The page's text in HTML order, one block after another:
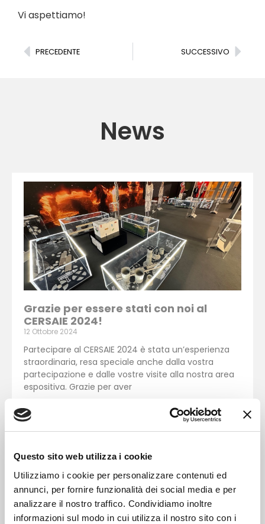
Questo sito web utilizza i cookie
Utilizziamo i cookie per personalizzare contenuti ed
annunci, per fornire funzionalità dei social media e per
analizzare il nostro traffico. Condividiamo inoltre
informazioni sul modo in cui utilizza il nostro sito con i
Vi aspettiamo!
PRECEDENTE SUCCESSIVO
News
Grazie per essere stati con noi al
CERSAIE 2024!
12 Ottobre 2024
Partecipare al CERSAIE 2024 è stata un’esperienza
straordinaria, resa speciale anche dalla vostra
partecipazione e dalle vostre visite alla nostra area
espositiva. Grazie per aver
LEGGI TUTTO >